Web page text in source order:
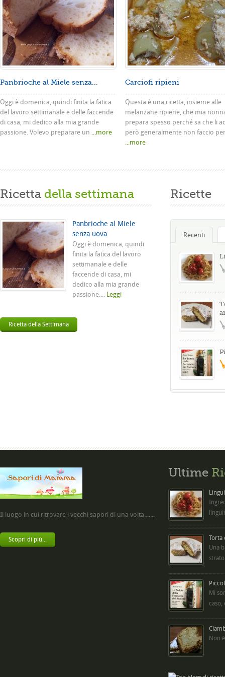
Panbrioche al Miele senza...
Oggi è domenica, quindi finita la fatica
del lavoro settimanale e delle faccende
di casa, mi dedico alla mia grande
passione. Volevo preparare un ...more
Carciofi ripieni
Questa è una ricetta, insieme alle
melanzane ripiene, che mia
prepara spesso perché sa che li
però generalmente non faccio
...more
Ricetta della settimana
Panbrioche al Miele
senza uova
Oggi è domenica, quindi
finita la fatica del lavoro
settimanale e delle
faccende di casa, mi
dedico alla mia grande
passione.... Leggi
Ricetta della Settimana
Ricette
Recenti
Il luogo in cui ritrovare i vecchi sapori di una volta.......
Scopri di più...
Ultime
Torta
Una
Mi
caso,
Non